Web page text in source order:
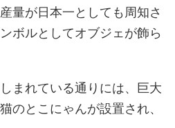
量が日本一としても周知さ
ボルとしてオブジェが飾ら
まれている通りには、巨大
のとこにゃんが設置され、